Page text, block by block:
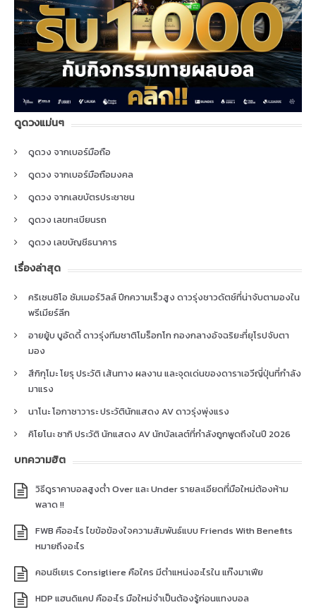
ดูดวงแม่นๆ
ดูดวง จากเบอร์มือถือ
ดูดวง จากเบอร์มือถือมงคล
ดูดวง จากเลขบัตรประชาชน
ดูดวง เลขทะเบียนรถ
ดูดวง เลขบัญชีธนาคาร
เรื่องล่าสุด
คริเซนซิโอ ซัมเมอร์วิลล์ ปีกความเร็วสูง ดาวรุ่งชาวดัตช์ที่น่าจับตามองใน
พรีเมียร์ลีก
อายยู้บ บูอัดดี้ ดาวรุ่งทีมชาติโมร็อกโก กองกลางอัจฉริยะที่ยุโรปจับตา
มอง
สึกิกุโมะ โยรุ ประวัติ เส้นทาง ผลงาน และจุดเด่นของดาราเอวีญี่ปุ่นที่กำลัง
มาแรง
นาโนะ โอกาซาวาระ ประวัตินักแสดง AV ดาวรุ่งพุ่งแรง
คิโยโนะ ซากิ ประวัติ นักแสดง AV นักบัลเลต์ที่กำลังถูกพูดถึงในปี 2026
บทความฮิต
วิธีดูราคาบอลสูงต่ำ Over และ Under รายละเอียดที่มือใหม่ต้องห้าม
พลาด !!
FWB คืออะไร ไขข้อข้องใจความสัมพันธ์แบบ Friends With Benefits
หมายถึงอะไร
คอนซีเยเร Consigliere คือใคร มีตำแหน่งอะไรใน แก๊งมาเฟีย
HDP แฮนดิแคป คืออะไร มือใหม่จำเป็นต้องรู้ก่อนแทงบอล